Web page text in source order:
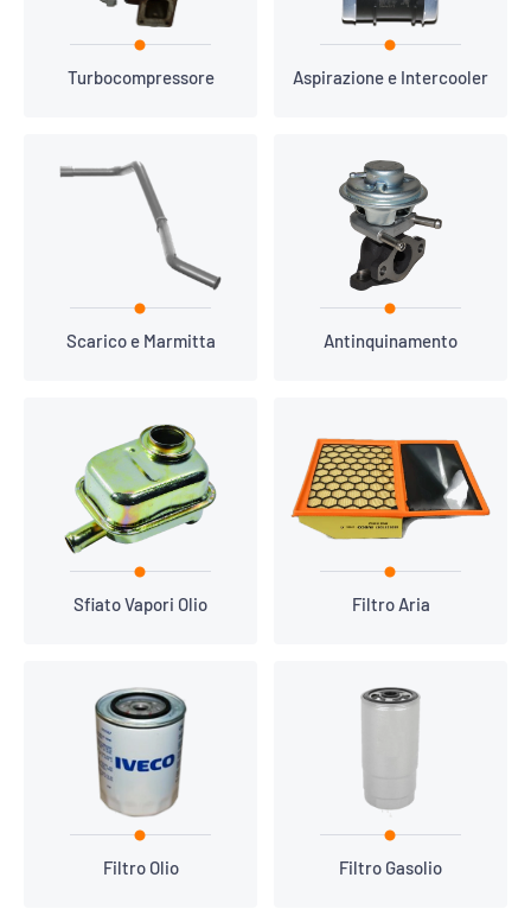
Turbocompressore Aspirazione e Intercooler
Scarico e Marmitta Antinquinamento
Sfiato Vapori Olio Filtro Aria
Filtro Olio Filtro Gasolio